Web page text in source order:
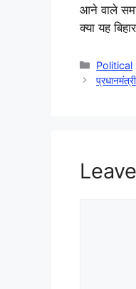
आने वाले
क्या यह
Political